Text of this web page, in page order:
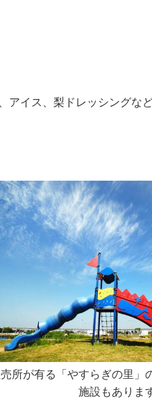
アイス、梨ドレッシングな
所が有る「やすらぎの里」
施設もありま